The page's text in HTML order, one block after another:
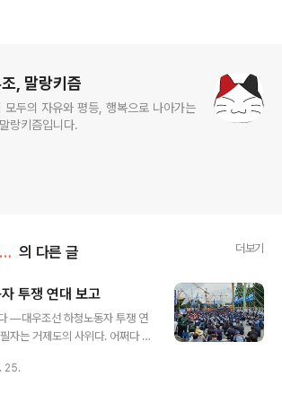
, 말랑키즘
모두의 자유와 평등, 행복으로 나아가는
랑키즘입니다.
공지사항/성명 및 활동 의 다른 글 더보기
투쟁 연대 보고
―대우조선 하청노동자 투쟁 연
자는 거제도의 사위다. 어쩌다 보
내 버릇처럼 ‘소나기 퍼붓는 옥
25.